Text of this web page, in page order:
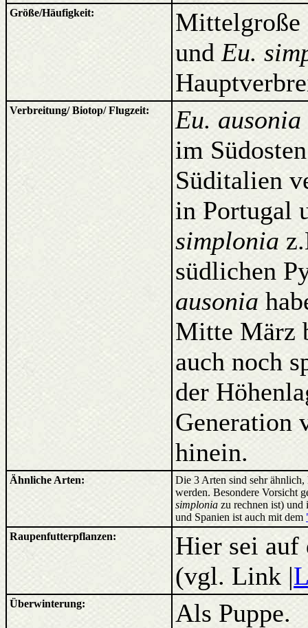
Größe/Häufigkeit:
und Eu.
Verbreitung/ Biotop/ Flugzeit: Eu. ausonia
im
Süditalien
in Portugal
simplonia
südlichen
ausonia
Mitte März
auch noch
der
Generation
hinein.
Ähnliche Arten:
Die 3 Arten sind sehr ähnlich,
werden. Besondere Vorsicht
simplonia zu rechnen ist) und
und Spanien ist auch mit dem
Raupenfutterpflanzen:
Hier sei auf
(vgl. Link |
Überwinterung: Als Puppe.